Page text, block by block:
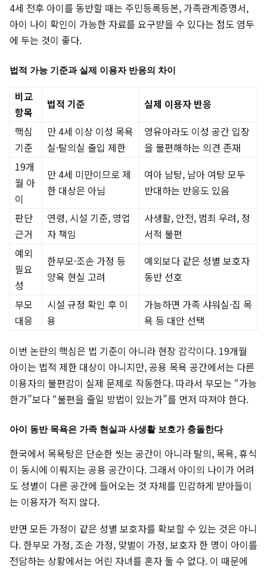
4세 전후 아이를 동반할 때는 주민등록등본, 가족관계증명서,
아이 나이 확인이 가능한 자료를 요구받을 수 있다는 점도 염두
에 두는 것이 좋다.
법적 가능 기준과 실제 이용자 반응의 차이
비교
항목
법적 기준
실제 이용자 반응
핵심
기준
만 4세 이상 이성 목욕
실·탈의실 출입 제한
영유아라도 이성 공간 입장
을 불편해하는 의견 존재
19개
월 아
이
만 4세 미만이므로 제
한 대상은 아님
여아 남탕, 남아 여탕 모두
반대하는 반응도 있음
판단
근거
연령, 시설 기준, 영업
자 책임
사생활, 안전, 범죄 우려, 정
서적 불편
예외
필요
성
한부모·조손 가정 등
양육 현실 고려
예외보다 같은 성별 보호자
동반 선호
부모
대응
시설 규정 확인 후 이
용
가능하면 가족 샤워실·집 목
욕 등 대안 선택
이번 논란의 핵심은 법 기준이 아니라 현장 감각이다. 19개월
아이는 법적 제한 대상이 아니지만, 공용 목욕 공간에서는 다른
이용자의 불편감이 실제 문제로 작동한다. 따라서 부모는 “가능
한가”보다 “불편을 줄일 방법이 있는가”를 먼저 따져야 한다.
아이 동반 목욕은 가족 현실과 사생활 보호가 충돌한다
한국에서 목욕탕은 단순한 씻는 공간이 아니라 탈의, 목욕, 휴식
이 동시에 이뤄지는 공용 공간이다. 그래서 아이의 나이가 어려
도 성별이 다른 공간에 들어오는 것 자체를 민감하게 받아들이
는 이용자가 적지 않다.
반면 모든 가정이 같은 성별 보호자를 확보할 수 있는 것은 아니
다. 한부모 가정, 조손 가정, 맞벌이 가정, 보호자 한 명이 아이를
전담하는 상황에서는 어린 자녀를 혼자 둘 수 없다. 이 때문에